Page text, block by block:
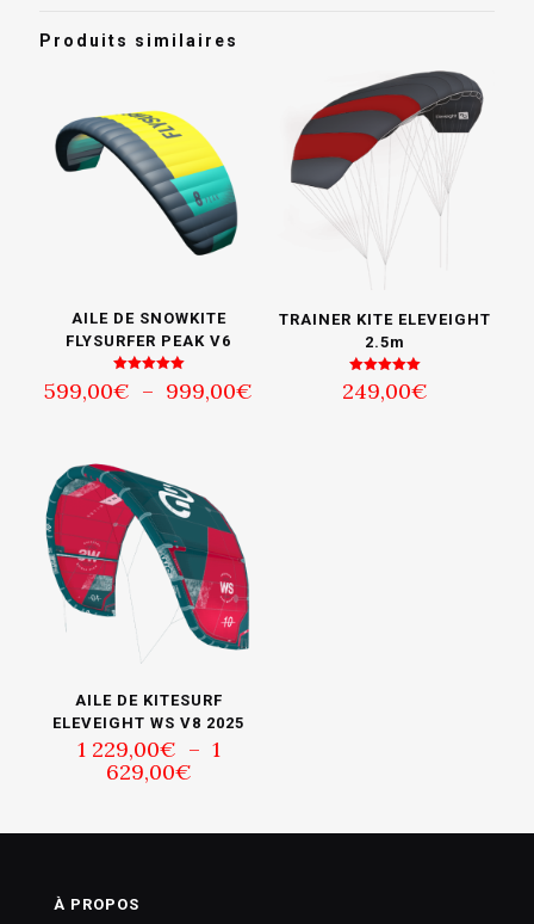
Produits similaires
AILE DE SNOWKITE
FLYSURFER PEAK V6
5.00
599,00€ – 999,00€
TRAINER KITE ELEVEIGHT
2.5m
Note
5.00
249,00€
AILE DE KITESURF
ELEVEIGHT WS V8 2025
1 229,00€ – 1
629,00€Plage
1
À PROPOS